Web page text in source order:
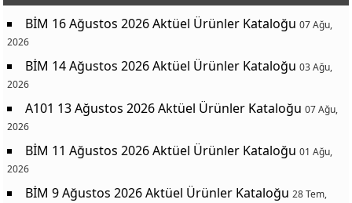
BİM 16 Ağustos 2026 Aktüel Ürünler Kataloğu 07 Ağu,
2026
BİM 14 Ağustos 2026 Aktüel Ürünler Kataloğu 03 Ağu,
2026
A101 13 Ağustos 2026 Aktüel Ürünler Kataloğu 07 Ağu,
2026
BİM 11 Ağustos 2026 Aktüel Ürünler Kataloğu 01 Ağu,
2026
BİM 9 Ağustos 2026 Aktüel Ürünler Kataloğu 28 Tem,